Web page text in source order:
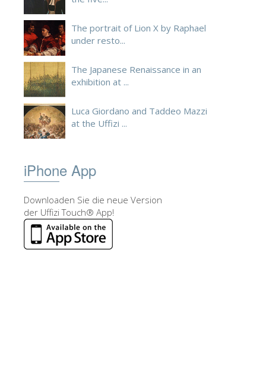
The portrait of Lion X by Raphael
under resto...
The Japanese Renaissance in an
exhibition at ...
Luca Giordano and Taddeo Mazzi
at the Uffizi ...
iPhone App
Downloaden Sie die neue Version
der Uffizi Touch® App!